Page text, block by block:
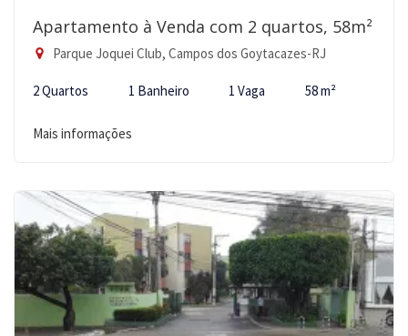
Apartamento à Venda com 2 quartos, 58m²
Parque Joquei Club, Campos dos Goytacazes-RJ
2 Quartos 1 Banheiro 1 Vaga 58 m²
Mais informações